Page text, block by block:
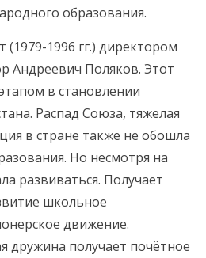
образования.
(1979-1996 гг.) директором
Андреевич Поляков. Этот
в становлении
Распад Союза, тяжелая
в стране также не обошла
Но несмотря на
развиваться. Получает
школьное
движение.
дружина получает почётное